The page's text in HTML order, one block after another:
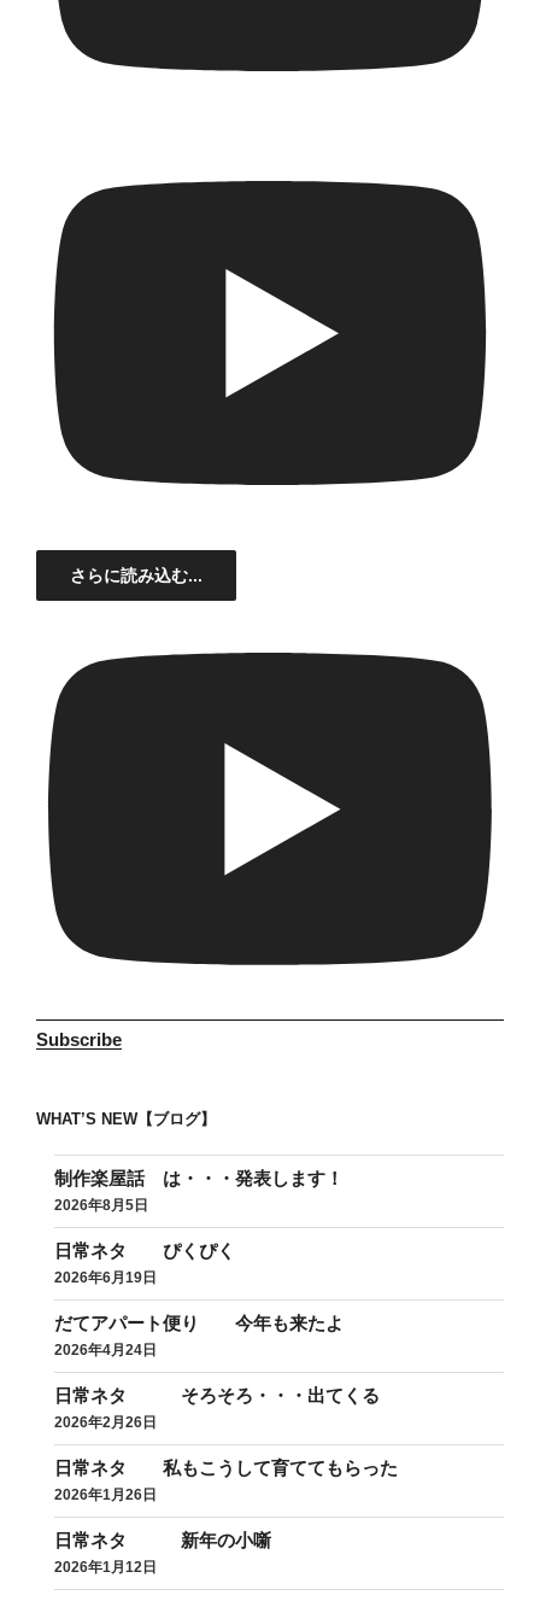
さらに読み込む...
Subscribe
WHAT’S NEW【ブログ】
制作楽屋話 は・・・発表します！
2026年8月5日
日常ネタ ぴくぴく
2026年6月19日
だてアパート便り 今年も来たよ
2026年4月24日
日常ネタ そろそろ・・・出てくる
2026年2月26日
日常ネタ 私もこうして育ててもらった
2026年1月26日
日常ネタ 新年の小噺
2026年1月12日